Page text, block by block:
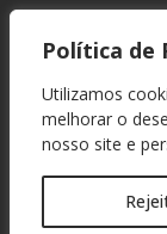
Política de
Utilizamos
melhorar o
nosso site e
© 1937 - 2026.